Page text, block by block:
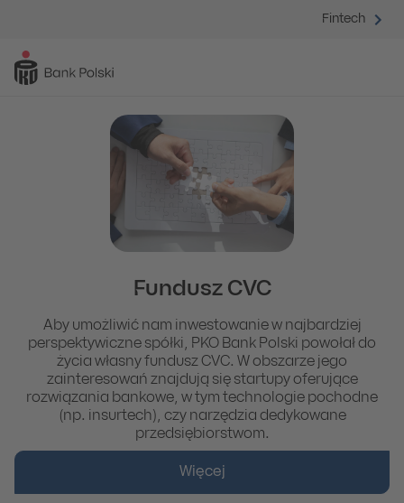
Fintech
Fundusz CVC
Aby umożliwić nam inwestowanie w najbardziej
perspektywiczne spółki, PKO Bank Polski powołał do
życia własny fundusz CVC. W obszarze jego
zainteresowań znajdują się startupy oferujące
rozwiązania bankowe, w tym technologie pochodne
(np. insurtech), czy narzędzia dedykowane
przedsiębiorstwom.
Więcej